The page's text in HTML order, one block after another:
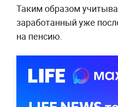
Таким образом
заработанный уже
на пенсию.